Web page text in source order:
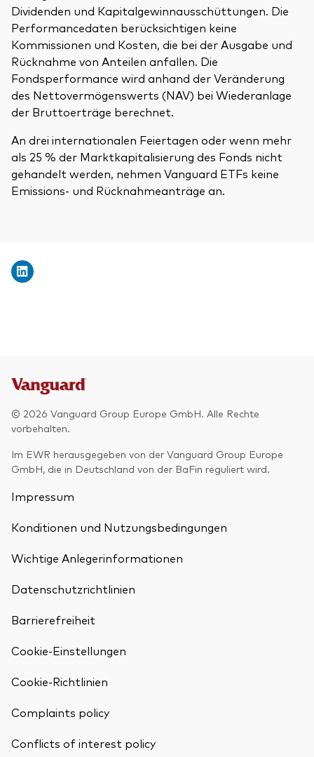
Dividenden und Kapitalgewinnausschüttungen. Die
Performancedaten berücksichtigen keine
Kommissionen und Kosten, die bei der Ausgabe und
Rücknahme von Anteilen anfallen. Die
Fondsperformance wird anhand der Veränderung
des Nettovermögenswerts (NAV) bei Wiederanlage
der Bruttoerträge berechnet.
An drei internationalen Feiertagen oder wenn mehr
als 25 % der Marktkapitalisierung des Fonds nicht
gehandelt werden, nehmen Vanguard ETFs keine
Emissions- und Rücknahmeanträge an.
© 2026 Vanguard Group Europe GmbH. Alle Rechte
vorbehalten.
Im EWR herausgegeben von der Vanguard Group Europe
GmbH, die in Deutschland von der BaFin reguliert wird.
Impressum
Konditionen und Nutzungsbedingungen
Wichtige Anlegerinformationen
Datenschutzrichtlinien
Barrierefreiheit
Cookie-Einstellungen
Cookie-Richtlinien
Complaints policy
Conflicts of interest policy